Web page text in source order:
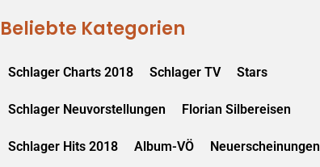
Beliebte Kategorien
Schlager Charts 2018 Schlager TV Stars
Schlager Neuvorstellungen Florian Silbereisen
Schlager Hits 2018 Album-VÖ Neuerscheinungen